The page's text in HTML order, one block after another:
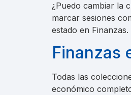
¿Puedo cambiar la
marcar sesiones
estado en
Finanzas
Todas las
económico